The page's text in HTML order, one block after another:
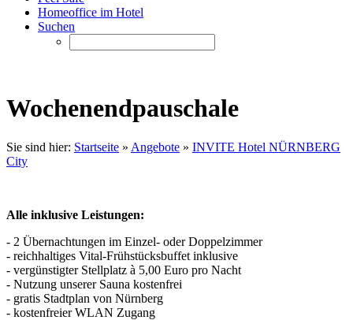
Homeoffice im Hotel
Suchen
Wochenendpauschale
Sie sind hier: Startseite » Angebote » INVITE Hotel NÜRNBERG
City
Alle inklusive Leistungen:
- 2 Übernachtungen im Einzel- oder Doppelzimmer
- reichhaltiges Vital-Frühstücksbuffet inklusive
- vergünstigter Stellplatz à 5,00 Euro pro Nacht
- Nutzung unserer Sauna kostenfrei
- gratis Stadtplan von Nürnberg
- kostenfreier WLAN Zugang